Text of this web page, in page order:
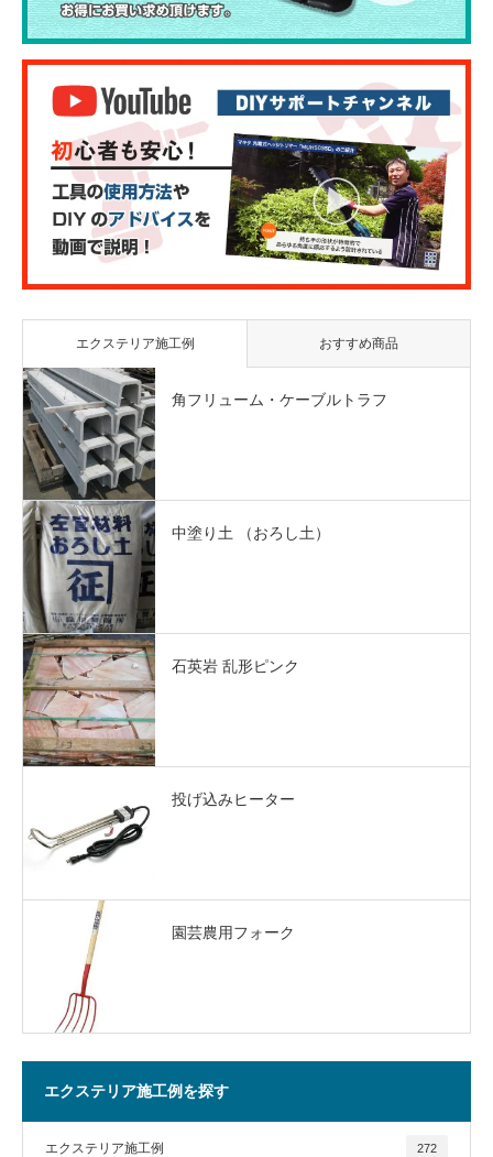
エクステリア施工例 おすすめ商品
角フリューム・ケーブルトラフ
中塗り土 （おろし土）
石英岩 乱形ピンク
投げ込みヒーター
園芸農用フォーク
エクステリア施工例を探す
エクステリア施工例 272